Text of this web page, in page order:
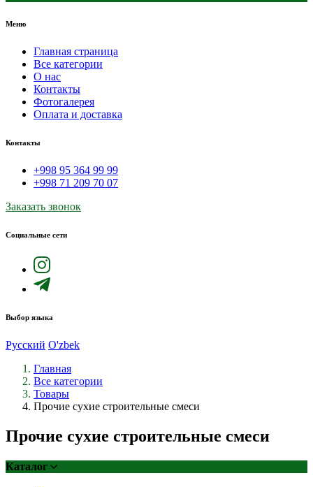
Меню
Главная страница
Все категории
О нас
Контакты
Фотогалерея
Оплата и доставка
Контакты
+998 95 364 99 99
+998 71 209 70 07
Заказать звонок
Социальные сети
Выбор языка
Русский O'zbek
Главная
Все категории
Товары
Прочие сухие строительные смеси
Прочие сухие строительные смеси
Каталог